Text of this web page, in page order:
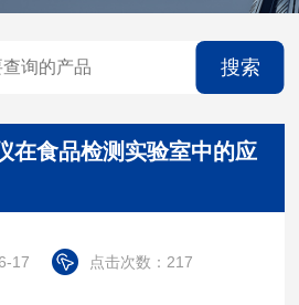
搜索
在食品检测实验室中的应
17 点击次数：217